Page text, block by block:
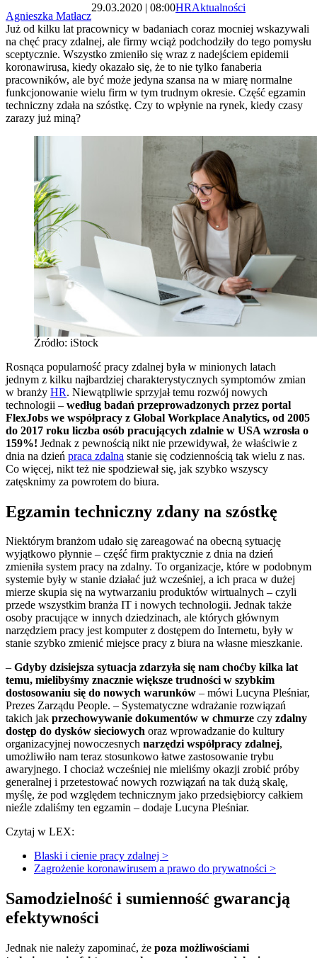
Agnieszka Matłacz
29.03.2020 | 08:00HRAktualności
Już od kilku lat pracownicy w badaniach coraz mocniej wskazywali
na chęć pracy zdalnej, ale firmy wciąż podchodziły do tego pomysłu
sceptycznie. Wszystko zmieniło się wraz z nadejściem epidemii
koronawirusa, kiedy okazało się, że to nie tylko fanaberia
pracowników, ale być może jedyna szansa na w miarę normalne
funkcjonowanie wielu firm w tym trudnym okresie. Część egzamin
techniczny zdała na szóstkę. Czy to wpłynie na rynek, kiedy czasy
zarazy już miną?
Źródło: iStock
Rosnąca popularność pracy zdalnej była w minionych latach
jednym z kilku najbardziej charakterystycznych symptomów zmian
w branży HR. Niewątpliwie sprzyjał temu rozwój nowych
technologii – według badań przeprowadzonych przez portal
FlexJobs we współpracy z Global Workplace Analytics, od 2005
do 2017 roku liczba osób pracujących zdalnie w USA wzrosła o
159%! Jednak z pewnością nikt nie przewidywał, że właściwie z
dnia na dzień praca zdalna stanie się codziennością tak wielu z nas.
Co więcej, nikt też nie spodziewał się, jak szybko wszyscy
zatęsknimy za powrotem do biura.
Egzamin techniczny zdany na szóstkę
Niektórym branżom udało się zareagować na obecną sytuację
wyjątkowo płynnie – część firm praktycznie z dnia na dzień
zmieniła system pracy na zdalny. To organizacje, które w podobnym
systemie były w stanie działać już wcześniej, a ich praca w dużej
mierze skupia się na wytwarzaniu produktów wirtualnych – czyli
przede wszystkim branża IT i nowych technologii. Jednak także
osoby pracujące w innych dziedzinach, ale których głównym
narzędziem pracy jest komputer z dostępem do Internetu, były w
stanie szybko zmienić miejsce pracy z biura na własne mieszkanie.
– Gdyby dzisiejsza sytuacja zdarzyła się nam choćby kilka lat
temu, mielibyśmy znacznie większe trudności w szybkim
dostosowaniu się do nowych warunków – mówi Lucyna Pleśniar,
Prezes Zarządu People. – Systematyczne wdrażanie rozwiązań
takich jak przechowywanie dokumentów w chmurze czy zdalny
dostęp do dysków sieciowych oraz wprowadzanie do kultury
organizacyjnej nowoczesnych narzędzi współpracy zdalnej,
umożliwiło nam teraz stosunkowo łatwe zastosowanie trybu
awaryjnego. I chociaż wcześniej nie mieliśmy okazji zrobić próby
generalnej i przetestować nowych rozwiązań na tak dużą skalę,
myślę, że pod względem technicznym jako przedsiębiorcy całkiem
nieźle zdaliśmy ten egzamin – dodaje Lucyna Pleśniar.
Czytaj w LEX:
Blaski i cienie pracy zdalnej >
Zagrożenie koronawirusem a prawo do prywatności >
Samodzielność i sumienność gwarancją
efektywności
Jednak nie należy zapominać, że poza możliwościami